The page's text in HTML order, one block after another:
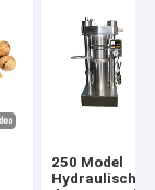
250 Model
Hydraulische